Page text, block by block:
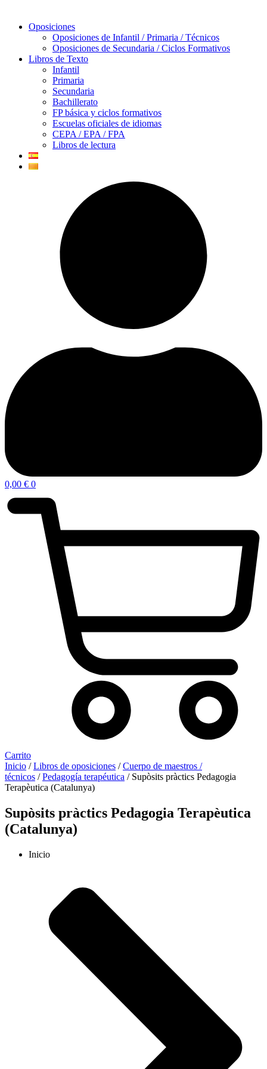
Oposiciones
Oposiciones de Infantil / Primaria / Técnicos
Oposiciones de Secundaria / Ciclos Formativos
Libros de Texto
Infantil
Primaria
Secundaria
Bachillerato
FP básica y ciclos formativos
Escuelas oficiales de idiomas
CEPA / EPA / FPA
Libros de lectura
0,00 € 0
Carrito
Inicio /Libros de oposiciones /Cuerpo de maestros /
técnicos /Pedagogía terapéutica / Supòsits pràctics Pedagogia
Terapèutica (Catalunya)
Supòsits pràctics Pedagogia Terapèutica
(Catalunya)
Inicio